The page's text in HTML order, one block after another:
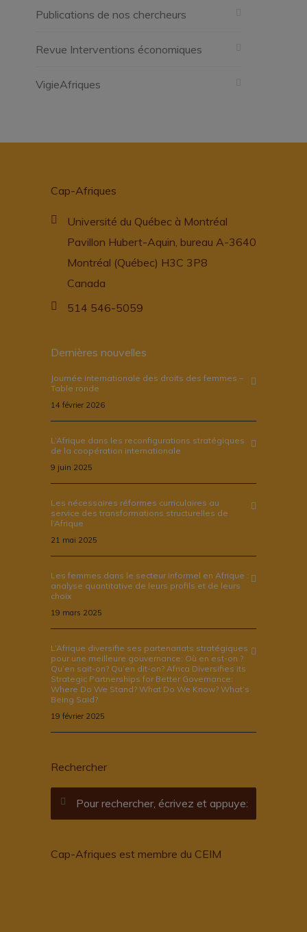
Publications de nos chercheurs
Revue Interventions économiques
VigieAfriques
Cap-Afriques
Université du Québec à Montréal
Pavillon Hubert-Aquin, bureau A-3640
Montréal (Québec) H3C 3P8
Canada
514 546-5059
Dernières nouvelles
Journée internationale des droits des femmes –
Table ronde
14 février 2026
L’Afrique dans les reconfigurations stratégiques
de la coopération internationale
9 juin 2025
Les nécessaires réformes curriculaires au
service des transformations structurelles de
l’Afrique
21 mai 2025
Les femmes dans le secteur informel en Afrique :
analyse quantitative de leurs profils et de leurs
choix
19 mars 2025
L’Afrique diversifie ses partenariats stratégiques
pour une meilleure gouvernance: Où en est-on ?
Qu’en sait-on? Qu’en dit-on? Africa Diversifies its
Strategic Partnerships for Better Governance:
Where Do We Stand? What Do We Know? What’s
Being Said?
19 février 2025
Rechercher
Cap-Afriques est membre du CEIM